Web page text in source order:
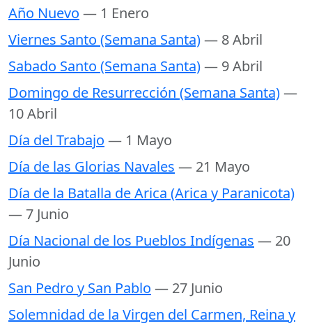
Año Nuevo — 1 Enero
Viernes Santo (Semana Santa)— 8 Abril
Sabado Santo (Semana Santa)— 9 Abril
Domingo de Resurrección (Semana Santa)—
10 Abril
Día del Trabajo — 1 Mayo
Día de las Glorias Navales — 21 Mayo
Día de la Batalla de Arica (Arica y Paranicota)
— 7 Junio
Día Nacional de los Pueblos Indígenas — 20
Junio
San Pedro y San Pablo — 27 Junio
Solemnidad de la Virgen del Carmen, Reina y